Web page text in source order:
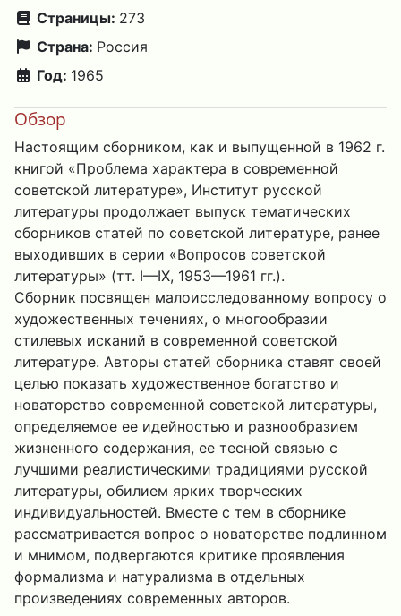
Страницы: 273
Страна: Россия
Год: 1965
Обзор
Настоящим сборником, как и выпущенной в 1962 г.
книгой «Проблема характера в современной
советской литературе», Институт русской
литературы продолжает выпуск тематических
сборников статей по советской литературе, ранее
выходивших в серии «Вопросов советской
литературы» (тт. I—IX, 1953—1961 гг.).
Сборник посвящен малоисследованному вопросу о
художественных течениях, о многообразии
стилевых исканий в современной советской
литературе. Авторы статей сборника ставят своей
целью показать художественное богатство и
новаторство современной советской литературы,
определяемое ее идейностью и разнообразием
жизненного содержания, ее тесной связью с
лучшими реалистическими традициями русской
литературы, обилием ярких творческих
индивидуальностей. Вместе с тем в сборнике
рассматривается вопрос о новаторстве подлинном
и мнимом, подвергаются критике проявления
формализма и натурализма в отдельных
произведениях современных авторов.